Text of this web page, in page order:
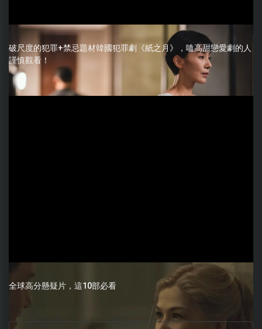
破尺度的犯罪+禁忌題材韓國犯罪劇《紙之月》，嗑高甜戀愛劇的人
謹慎觀看！
全球高分懸疑片，這10部必看